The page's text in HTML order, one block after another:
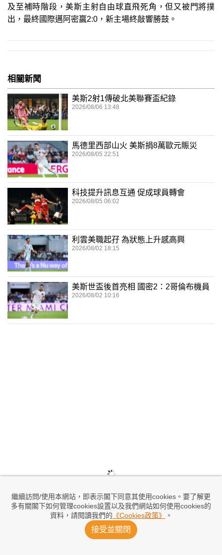
繼續訪問/使用本網站，即表示閣下同意其使用cookies。要了解更
多有關閣下如何管理cookies設置以及我們網站如何使用cookies的
資料，請閱讀我們的 《Cookies政策》 。
接受並關閉
及至補時階段，美斯主射自由球直飛死角，但又被門將撲
出，最終國際邁阿密贏2:0，新主場終敲響勝鼓。
相關新聞
美斯2射1傳破北美聯賽盃紀錄
2026/08/06 13:48
馬德里西部山火 美斯捐8萬歐元賑災
2026/08/05 22:51
科技提升訊息互通 促成球員轉會
2026/08/05 06:02
利雲美職起孖 為狀態上升感高興
2026/08/02 18:15
美斯世盃後首亮相 國密2：2哥倫布機員
2026/08/02 10:16